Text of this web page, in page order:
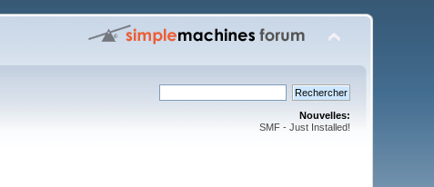
Nouvelles:
SMF - Just Installed!